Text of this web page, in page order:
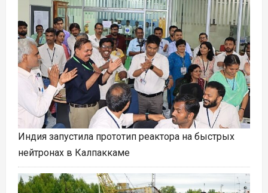
Индия запустила прототип реактора на быстрых
нейтронах в Калпаккаме